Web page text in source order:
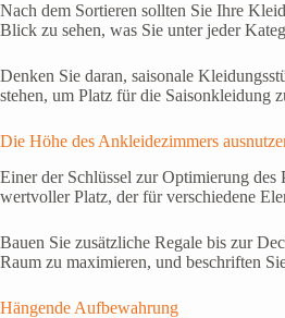
Nach dem Sortieren sollten Sie Ihre
Blick zu sehen, was Sie unter jeder
Denken Sie daran, saisonale
stehen, um Platz für die Saisonkleidung
Die Höhe des Ankleidezimmers
Einer der Schlüssel zur Optimierung des
wertvoller Platz, der für verschiedene
Bauen Sie zusätzliche Regale bis zur
Raum zu maximieren, und beschriften
Hängende Aufbewahrung